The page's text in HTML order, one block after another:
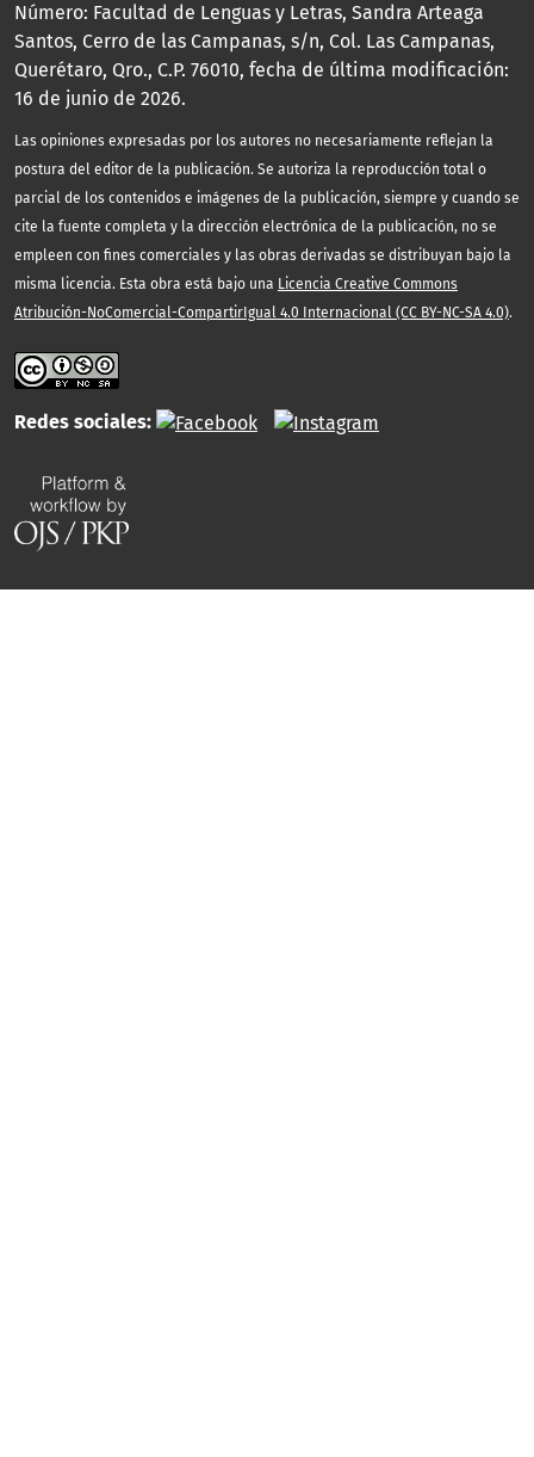
Número: Facultad de Lenguas y Letras, Sandra Arteaga
Santos, Cerro de las Campanas, s/n, Col. Las Campanas,
Querétaro, Qro., C.P. 76010, fecha de última modificación:
16 de junio de 2026.
Las opiniones expresadas por los autores no necesariamente reflejan la
postura del editor de la publicación. Se autoriza la reproducción total o
parcial de los contenidos e imágenes de la publicación, siempre y cuando se
cite la fuente completa y la dirección electrónica de la publicación, no se
empleen con fines comerciales y las obras derivadas se distribuyan bajo la
misma licencia. Esta obra está bajo una Licencia Creative Commons
Atribución-NoComercial-CompartirIgual 4.0 Internacional (CC BY-NC-SA 4.0).
Redes sociales: